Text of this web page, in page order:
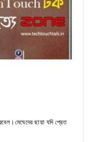
ছায়া যদি প্রেত